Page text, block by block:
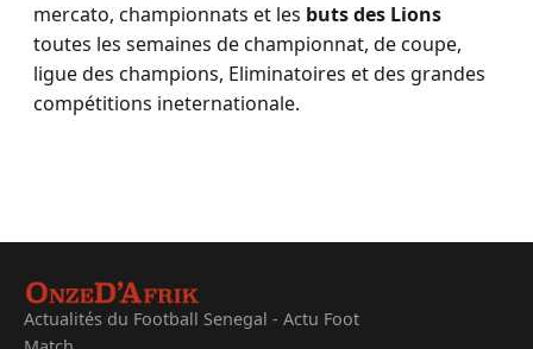
mercato, championnats et les buts des Lions
toutes les semaines de championnat, de coupe,
ligue des champions, Eliminatoires et des grandes
compétitions ineternationale.
Actualités du Football Senegal - Actu Foot